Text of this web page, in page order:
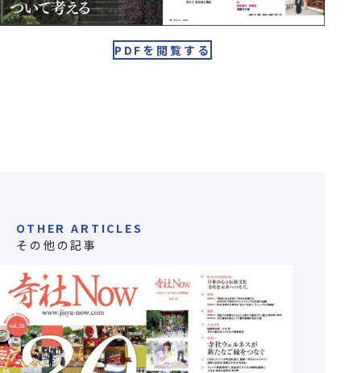
PDFを閲覧する
OTHER ARTICLES
その他の記事